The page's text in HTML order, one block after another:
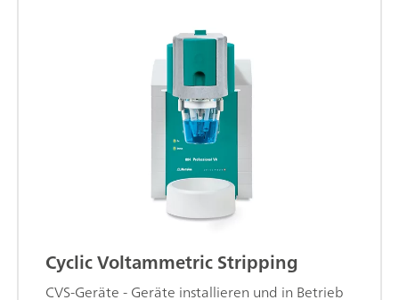
Cyclic Voltammetric Stripping
CVS-Geräte - Geräte installieren und in Betrieb